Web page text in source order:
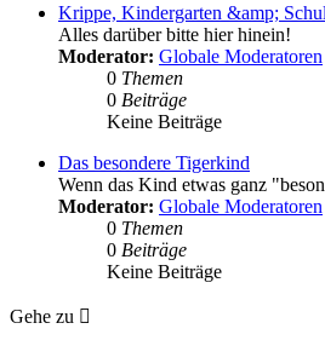
Krippe, Kindergarten &amp;
Alles darüber bitte hier hinein!
Moderator: Globale Moderatoren
0 Themen
0 Beiträge
Keine Beiträge
Das besondere Tigerkind
Wenn das Kind etwas ganz
Moderator: Globale Moderatoren
0 Themen
0 Beiträge
Keine Beiträge
Gehe zu